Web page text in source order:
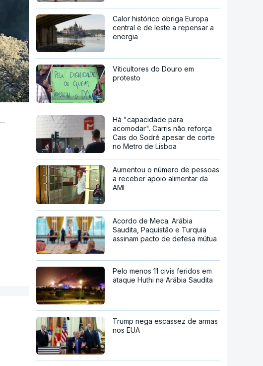
Calor histórico obriga Europa
central e de leste a repensar a
energia
Viticultores do Douro em
protesto
Há "capacidade para
acomodar". Carris não reforça
Cais do Sodré apesar de corte
no Metro de Lisboa
Aumentou o número de pessoas
a receber apoio alimentar da
AMI
Acordo de Meca. Arábia
Saudita, Paquistão e Turquia
assinam pacto de defesa mútua
Pelo menos 11 civis feridos em
ataque Huthi na Arábia Saudita
Trump nega escassez de armas
nos EUA